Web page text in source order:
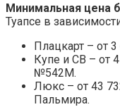
Минимальная цена
Туапсе в
Плацкарт – от
Купе и СВ – от
№542М.
Люкс – от 43
Пальмира.